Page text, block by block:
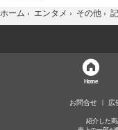
ホーム › エンタメ › その他 ›
Home
お問合せ 広
紹介した